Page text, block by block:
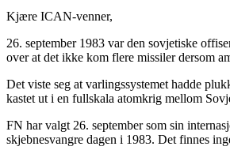
Kjære ICAN-venner,
26. september 1983 var den sovjetiske
over at det ikke kom flere missiler dersom
Det viste seg at varlingssystemet hadde
kastet ut i en fullskala atomkrig mellom
FN har valgt 26. september som sin
skjebnesvangre dagen i 1983. Det finnes